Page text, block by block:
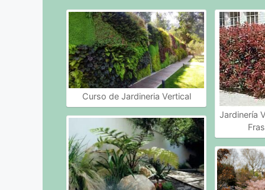
Curso de Jardineria Vertical
Jardinería